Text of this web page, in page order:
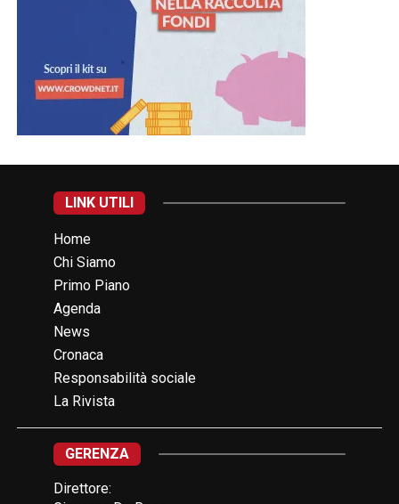
LINK UTILI
Home
Chi Siamo
Primo Piano
Agenda
News
Cronaca
Responsabilità sociale
La Rivista
GERENZA
Direttore: